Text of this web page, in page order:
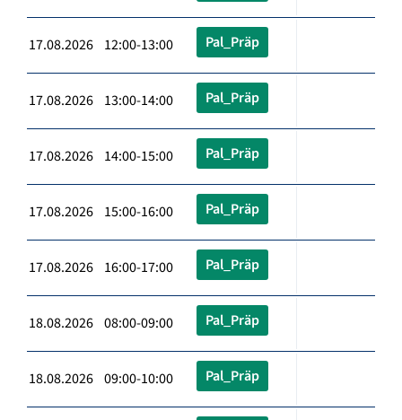
17.08.2026 12:00-13:00 Pal_Präp
17.08.2026 13:00-14:00 Pal_Präp
17.08.2026 14:00-15:00 Pal_Präp
17.08.2026 15:00-16:00 Pal_Präp
17.08.2026 16:00-17:00 Pal_Präp
18.08.2026 08:00-09:00 Pal_Präp
18.08.2026 09:00-10:00 Pal_Präp